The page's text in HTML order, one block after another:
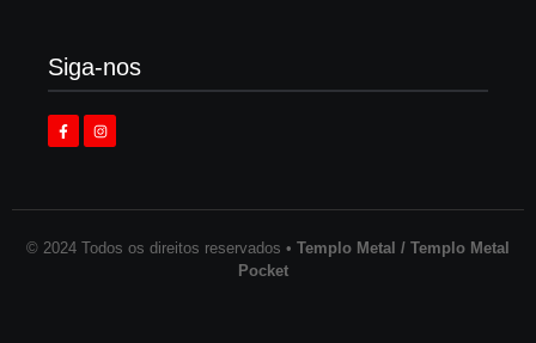
Siga-nos
© 2024 Todos os direitos reservados • Templo Metal / Templo Metal
Pocket